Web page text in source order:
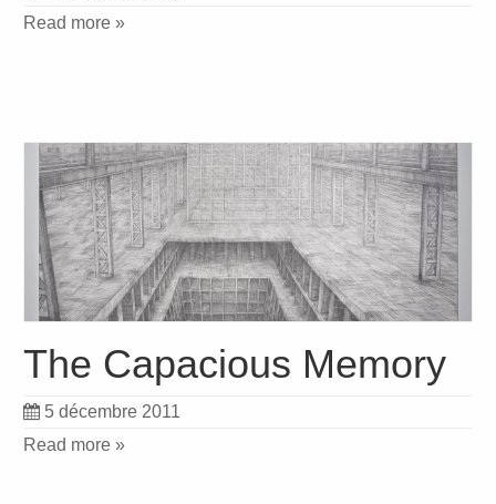
Read more »
The Capacious Memory
5 décembre 2011
Read more »